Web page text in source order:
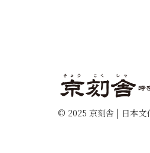
© 2025 京刻舎 | 日本文